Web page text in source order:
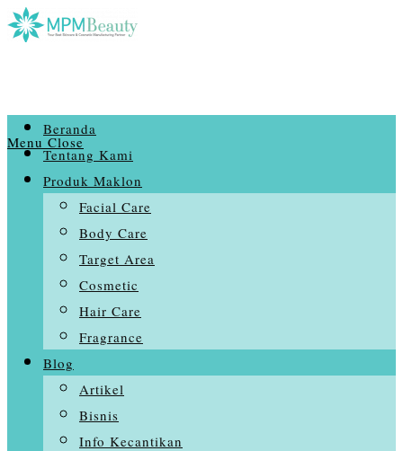
Skip
to
Menu Close
Beranda
Tentang Kami
Produk Maklon
Facial Care
Body Care
Target Area
Cosmetic
Hair Care
Fragrance
Blog
Artikel
Bisnis
Info Kecantikan